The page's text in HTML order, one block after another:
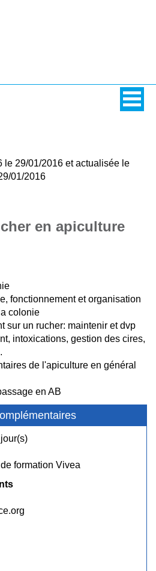
le 29/01/2016 et actualisée le
01/2016
en apiculture
fonctionnement et organisation
colonie
sur un rucher: maintenir et dvp
intoxications, gestion des cires,
de l'apiculture en général
en AB
formation Vivea